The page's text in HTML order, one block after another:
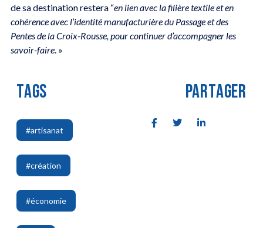
de sa destination restera “en lien avec la filière textile et en
cohérence avec l’identité manufacturière du Passage et des
Pentes de la Croix-Rousse, pour continuer d’accompagner les
savoir-faire. »
TAGS
#artisanat
,
#création
,
#économie
,
PARTAGER